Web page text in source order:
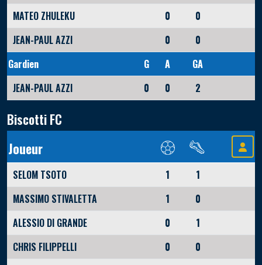
MATEO ZHULEKU
0
0
JEAN-PAUL AZZI
0
0
Gardien
G A
GA
JEAN-PAUL AZZI
0 0 2
Biscotti FC
Joueur
SELOM TSOTO 1
1
MASSIMO STIVALETTA
1
0
ALESSIO DI GRANDE
0
1
CHRIS FILIPPELLI
0
0